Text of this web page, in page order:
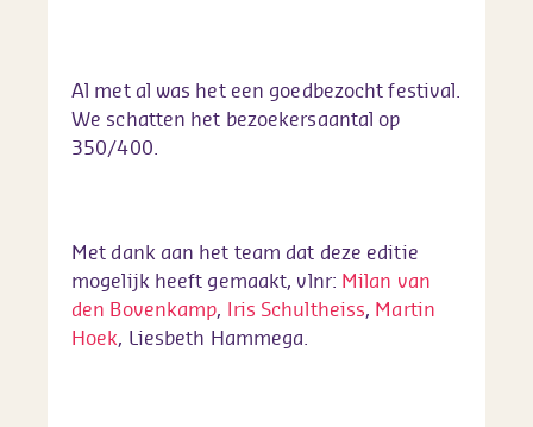
Al met al was het een goedbezocht festival.
We schatten het bezoekersaantal op
350/400.
Met dank aan het team dat deze editie
mogelijk heeft gemaakt, vlnr: Milan van
den Bovenkamp, Iris Schultheiss, Martin
Hoek, Liesbeth Hammega.